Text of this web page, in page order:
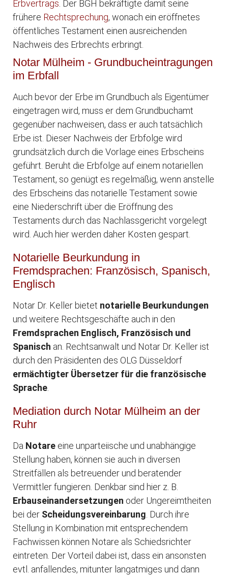
Erbvertrags . Der BGH bekräftigte damit seine
frühere Rechtsprechung, wonach ein eröffnetes
öffentliches Testament einen ausreichenden
Nachweis des Erbrechts erbringt.
Notar Mülheim - Grundbucheintragungen
im Erbfall
Auch bevor der Erbe im Grundbuch als Eigentümer
eingetragen wird, muss er dem Grundbuchamt
gegenüber nachweisen, dass er auch tatsächlich
Erbe ist. Dieser Nachweis der Erbfolge wird
grundsätzlich durch die Vorlage eines Erbscheins
geführt. Beruht die Erbfolge auf einem notariellen
Testament, so genügt es regelmäßig, wenn anstelle
des Erbscheins das notarielle Testament sowie
eine Niederschrift über die Eröffnung des
Testaments durch das Nachlassgericht vorgelegt
wird. Auch hier werden daher Kosten gespart.
Notarielle Beurkundung in
Fremdsprachen: Französisch, Spanisch,
Englisch
Notar Dr. Keller bietet notarielle Beurkundungen
und weitere Rechtsgeschäfte auch in den
Fremdsprachen Englisch, Französisch und
Spanisch an. Rechtsanwalt und Notar Dr. Keller ist
durch den Präsidenten des OLG Düsseldorf
ermächtigter Übersetzer für die französische
Sprache
Mediation durch Notar Mülheim an der
Ruhr
Da Notare eine unparteiische und unabhängige
Stellung haben, können sie auch in diversen
Streitfällen als betreuender und beratender
Vermittler fungieren. Denkbar sind hier z. B.
Erbauseinandersetzungen oder Ungereimtheiten
bei der Scheidungsvereinbarung . Durch ihre
Stellung in Kombination mit entsprechendem
Fachwissen können Notare als Schiedsrichter
eintreten. Der Vorteil dabei ist, dass ein ansonsten
evtl. anfallendes, mitunter langatmiges und dann